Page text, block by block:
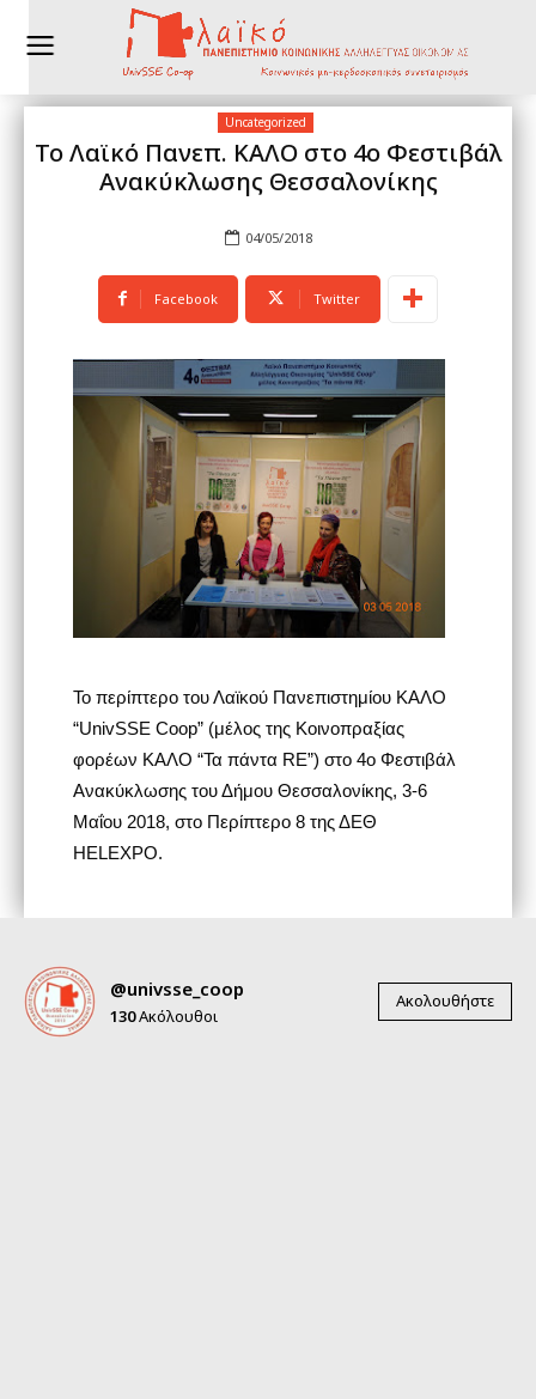
Uncategorized
Το Λαϊκό Πανεπ. ΚΑΛΟ στο 4ο Φεστιβάλ
Ανακύκλωσης Θεσσαλονίκης
04/05/2018
Facebook Twitter
Το περίπτερο του Λαϊκού Πανεπιστημίου ΚΑΛΟ
“UnivSSE Coop” (μέλος της Κοινοπραξίας
φορέων ΚΑΛΟ “Τα πάντα RE”) στο 4ο Φεστιβάλ
Ανακύκλωσης του Δήμου Θεσσαλονίκης, 3-6
Μαΐου 2018, στο Περίπτερο 8 της ΔΕΘ
HELEXPO.
@univsse_coop
130Ακόλουθοι
Ακολουθήστε